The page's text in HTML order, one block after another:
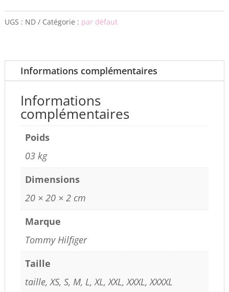
UGS : ND Catégorie : par défaut
Informations complémentaires
Informations
complémentaires
Poids
03 kg
Dimensions
20 × 20 × 2 cm
Marque
Tommy Hilfiger
Taille
taille, XS, S, M, L, XL, XXL, XXXL, XXXXL